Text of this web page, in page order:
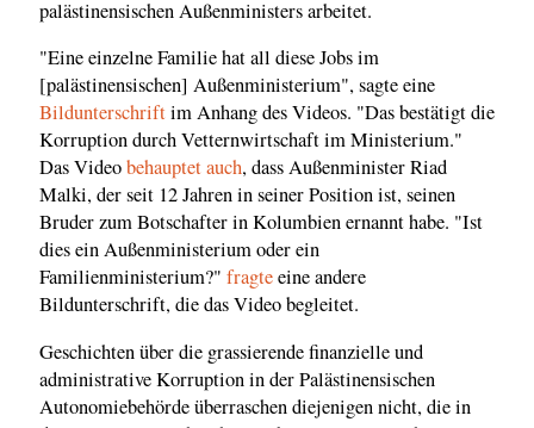
palästinensischen Außenministers arbeitet.
"Eine einzelne Familie hat all diese Jobs im
[palästinensischen] Außenministerium", sagte eine
Bildunterschriftim Anhang des Videos. "Das bestätigt die
Korruption durch Vetternwirtschaft im Ministerium."
Das Videobehauptet auch, dass Außenminister Riad
Malki, der seit 12 Jahren in seiner Position ist, seinen
Bruder zum Botschafter in Kolumbien ernannt habe. "Ist
dies ein Außenministerium oder ein
Familienministerium?" fragteeine andere
Bildunterschrift, die das Video begleitet.
Geschichten über die grassierende finanzielle und
administrative Korruption in der Palästinensischen
Autonomiebehörde überraschen diejenigen nicht, die in